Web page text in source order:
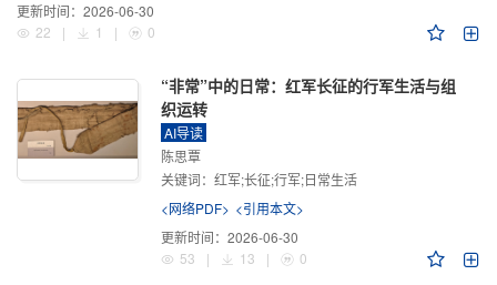
更新时间： 2026-06-30
22
| 1 | 0
“非常”中的日常：红军长征的行军生活与组
织运转
AI导读
陈思覃
关键词： 红军;长征;行军;日常生活
<网络PDF> <引用本文>
更新时间： 2026-06-30
53
| 13 | 0